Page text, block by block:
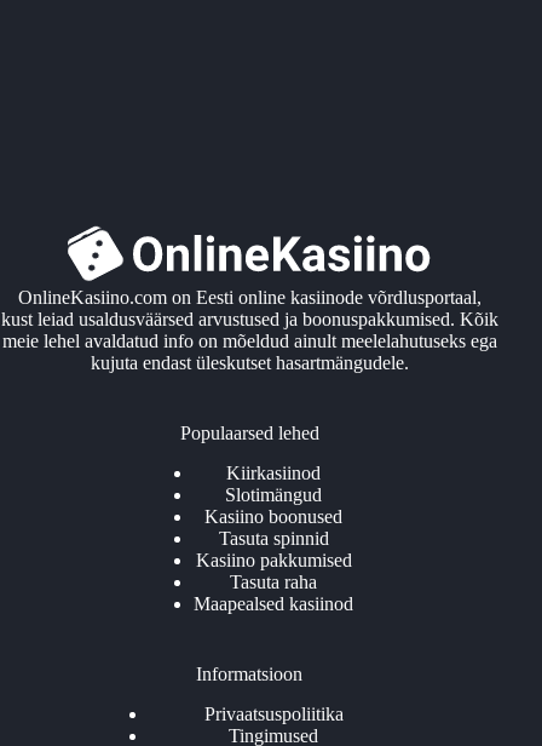
OnlineKasiino.com on Eesti online kasiinode võrdlusportaal,
kust leiad usaldusväärsed arvustused ja boonuspakkumised. Kõik
meie lehel avaldatud info on mõeldud ainult meelelahutuseks ega
kujuta endast üleskutset hasartmängudele.
Populaarsed lehed
Kiirkasiinod
Slotimängud
Kasiino boonused
Tasuta spinnid
Kasiino pakkumised
Tasuta raha
Maapealsed kasiinod
Informatsioon
Privaatsuspoliitika
Tingimused